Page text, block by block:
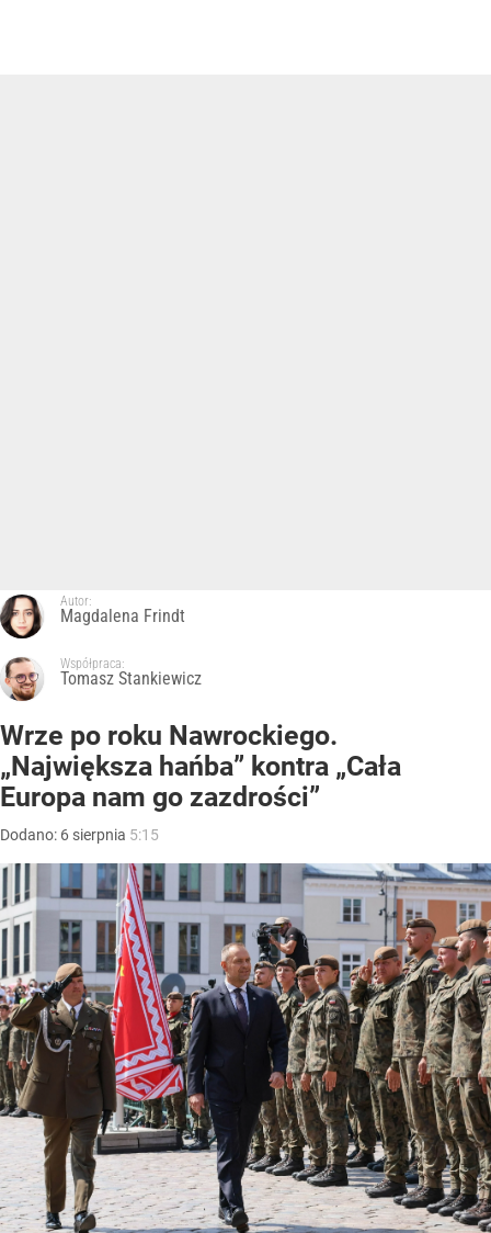
Autor:
Magdalena Frindt
Współpraca:
Tomasz Stankiewicz
Wrze po roku Nawrockiego.
„Największa hańba” kontra „Cała
Europa nam go zazdrości”
Dodano: 6 sierpnia 5:15